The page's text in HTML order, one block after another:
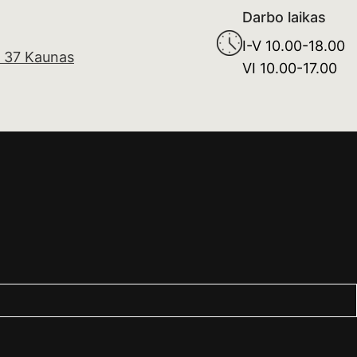
Kaunas
Darbo laikas
I-V 10.00-18.00
VI 10.00-17.00